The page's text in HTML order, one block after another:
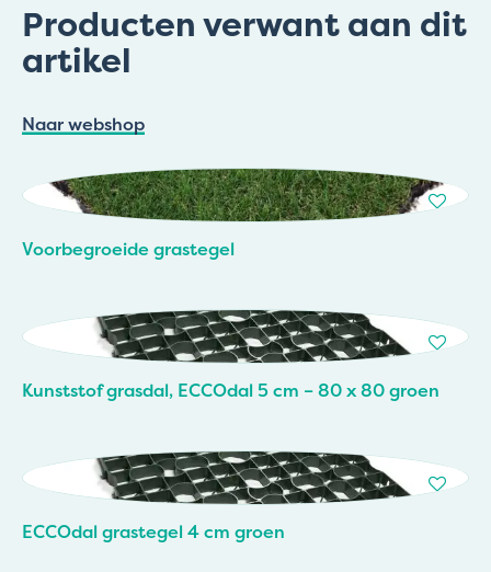
Producten verwant aan dit
artikel
Naar webshop
Voorbegroeide grastegel
Kunststof grasdal, ECCOdal 5 cm – 80 x 80 groen
ECCOdal grastegel 4 cm groen